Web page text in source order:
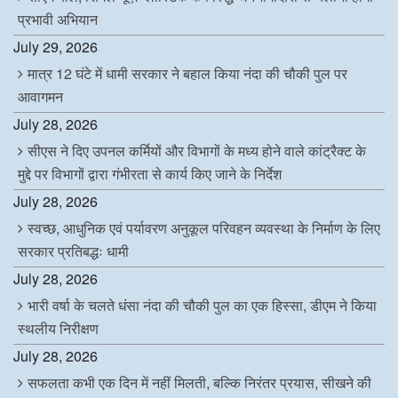
प्रभावी अभियान
July 29, 2026
मात्र 12 घंटे में धामी सरकार ने बहाल किया नंदा की चौकी पुल पर
आवागमन
July 28, 2026
सीएस ने दिए उपनल कर्मियों और विभागों के मध्य होने वाले कांट्रैक्ट के
मुद्दे पर विभागों द्वारा गंभीरता से कार्य किए जाने के निर्देश
July 28, 2026
स्वच्छ, आधुनिक एवं पर्यावरण अनुकूल परिवहन व्यवस्था के निर्माण के लिए
सरकार प्रतिबद्धः धामी
July 28, 2026
भारी वर्षा के चलते धंसा नंदा की चौकी पुल का एक हिस्सा, डीएम ने किया
स्थलीय निरीक्षण
July 28, 2026
सफलता कभी एक दिन में नहीं मिलती, बल्कि निरंतर प्रयास, सीखने की